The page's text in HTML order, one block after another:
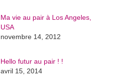
Ma vie au pair à Los Angeles,
USA
novembre 14, 2012
Hello futur au pair ! !
avril 15, 2014